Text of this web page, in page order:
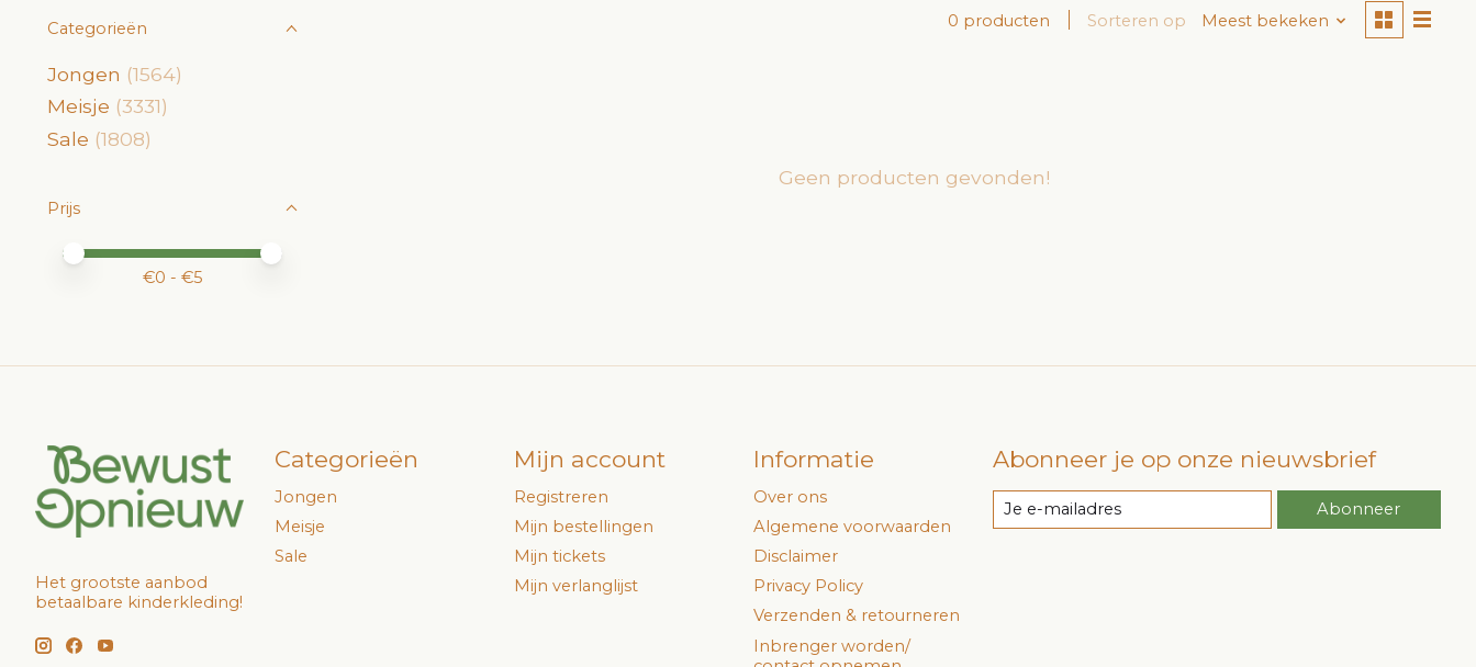
Categorieën
Jongen (1564)
Meisje (3331)
Sale (1808)
Prijs
Minimale prijswaarde
Price maximum value
€0 - €5
0 producten Sorteren op Meest bekeken
Geen producten gevonden!
Het grootste aanbod
betaalbare kinderkleding!
Categorieën
Jongen
Meisje
Sale
Mijn account
Registreren
Mijn bestellingen
Mijn tickets
Mijn verlanglijst
Informatie
Over ons
Algemene voorwaarden
Disclaimer
Privacy Policy
Verzenden & retourneren
Inbrenger worden/
Abonneer je op onze nieuwsbrief
Abonneer